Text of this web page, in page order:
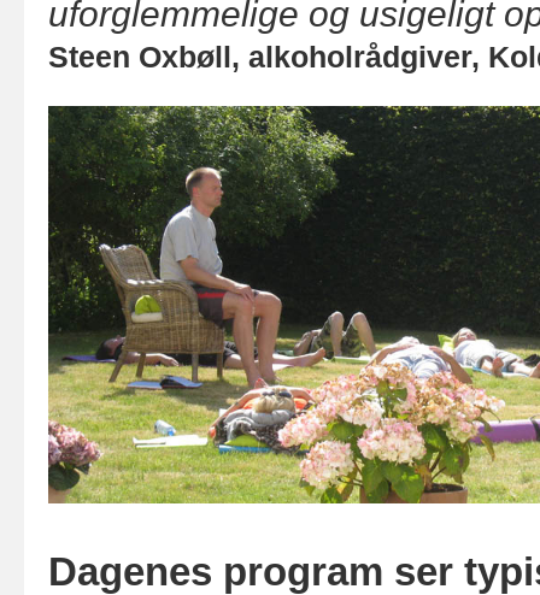
uforglemmelige og usigeligt
Steen Oxbøll, alkoholrådgiver,
Dagenes program ser